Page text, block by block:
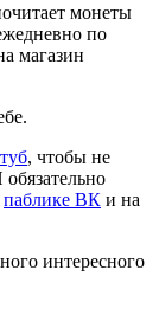
монеты
по
магазин
, чтобы не
паблике ВК и на
интересного